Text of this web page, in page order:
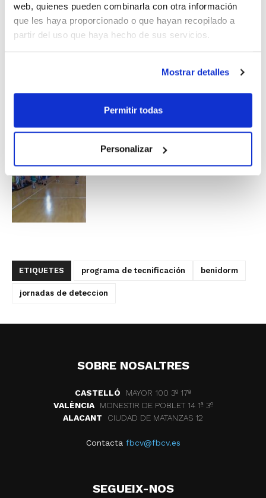
web, quienes pueden combinarla con otra información
que les haya proporcionado o que hayan recopilado a
partir del uso que haya hecho de sus servicios.
Mostrar detalles
Permitir todas
Personalizar
Técnica, que se llevará a cabo también en
Benidorm el próximo 25 de marzo.
ETIQUETES programa de tecnificación benidorm
jornadas de deteccion
SOBRE NOSALTRES
CASTELLÓ
MAYOR 100 3º 17ª
VALÈNCIA
MONESTIR DE POBLET 14 1ª 3º
ALACANT
CIUDAD DE MATANZAS 12
Contacta fbcv@fbcv.es
SEGUEIX-NOS